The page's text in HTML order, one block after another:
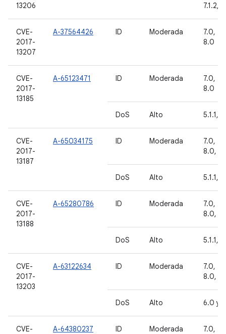
13206 7.1.2,
CVE-
2017-
13207
A-37564426 ID Moderada
7.0,
8.0
CVE-
2017-
13185
A-65123471 ID Moderada
7.0,
8.0
DoS Alto 5.1.1,
CVE-
2017-
13187
A-65034175 ID Moderada
7.0,
8.0,
DoS Alto 5.1.1,
CVE-
2017-
13188
A-65280786 ID Moderada
7.0,
8.0,
DoS Alto 5.1.1,
CVE-
2017-
13203
A-63122634 ID Moderada
7.0,
8.0,
DoS Alto 6.0 y
CVE-
A-64380237 ID Moderada
7.0,